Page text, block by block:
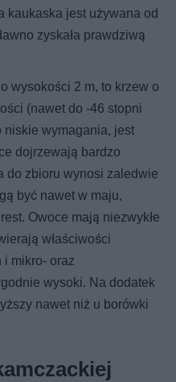
kaukaska jest używana od
zyskała prawdziwą
wysokości 2 m, to krzew o
(nawet do -46 stopni
wymagania, jest
dojrzewają bardzo
do zbioru wynosi zaledwie
być nawet w maju,
Owoce mają niezwykłe
właściwości
i mikro- oraz
wysoki. Na dodatek
nawet niż u borówki